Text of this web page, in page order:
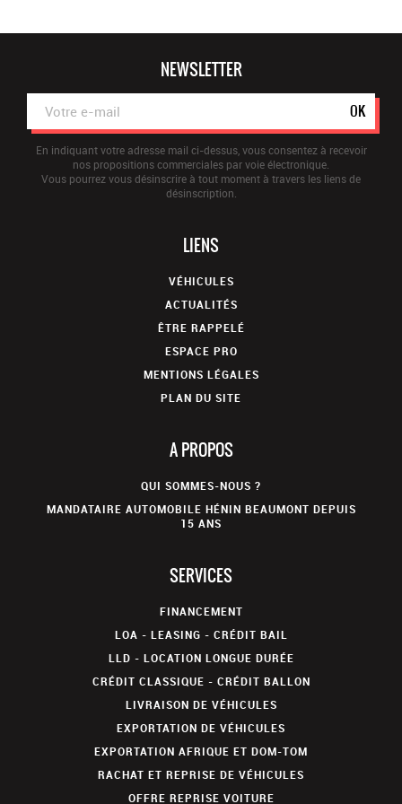
Volant en cuir
NEWSLETTER
OK
En indiquant votre adresse mail ci-dessus, vous consentez à recevoir
nos propositions commerciales par voie électronique.
Vous pourrez vous désinscrire à tout moment à travers les liens de
désinscription.
LIENS
VÉHICULES
ACTUALITÉS
ÊTRE RAPPELÉ
ESPACE PRO
MENTIONS LÉGALES
PLAN DU SITE
A PROPOS
QUI SOMMES-NOUS ?
MANDATAIRE AUTOMOBILE HÉNIN BEAUMONT DEPUIS
15 ANS
SERVICES
FINANCEMENT
LOA - LEASING - CRÉDIT BAIL
LLD - LOCATION LONGUE DURÉE
CRÉDIT CLASSIQUE - CRÉDIT BALLON
LIVRAISON DE VÉHICULES
EXPORTATION DE VÉHICULES
EXPORTATION AFRIQUE ET DOM-TOM
RACHAT ET REPRISE DE VÉHICULES
OFFRE REPRISE VOITURE